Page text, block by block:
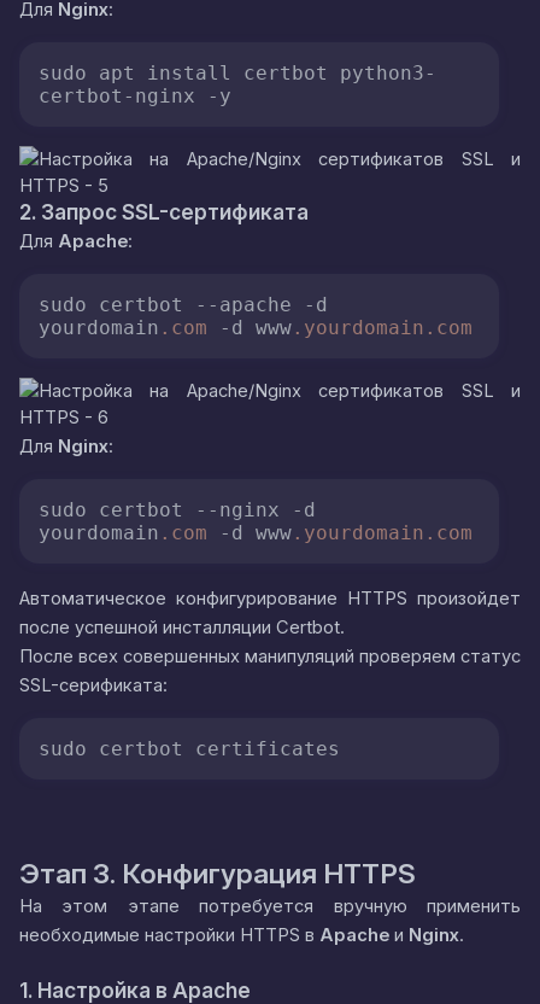
Для Nginx:
sudo apt install certbot python3-
certbot-nginx -y
2. Запрос SSL-сертификата
Для Apache:
sudo certbot --apache -d
yourdomain .com -d www .yourdomain .com
Для Nginx:
sudo certbot --nginx -d
yourdomain .com -d www .yourdomain .com
Автоматическое конфигурирование HTTPS произойдет
после успешной инсталляции Certbot.
После всех совершенных манипуляций проверяем статус
SSL-серификата:
sudo certbot certificates
Этап 3. Конфигурация HTTPS
На этом этапе потребуется вручную применить
необходимые настройки HTTPS в Apache и Nginx.
1. Настройка в Apache